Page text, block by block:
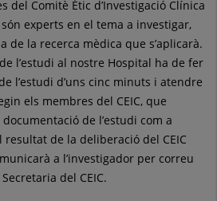
del Comitè Ètic d’Investigació Clínica
experts en el tema a investigar,
de la recerca mèdica que s’aplicarà.
l’estudi al nostre Hospital ha de fer
l’estudi d’uns cinc minuts i atendre
els membres del CEIC, que
de l’estudi com a
de la deliberació del CEIC
a l’investigador per correu
del CEIC.